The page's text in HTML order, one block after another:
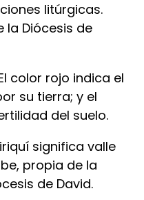
litúrgicas.
la Diócesis de
El color rojo indica el
su tierra; y el
del suelo.
significa valle
propia de la
de David.